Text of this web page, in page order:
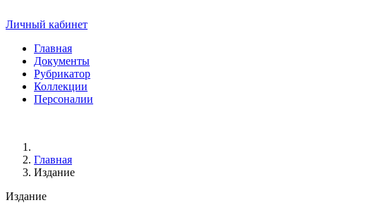
Личный кабинет
Главная
Документы
Рубрикатор
Коллекции
Персоналии
Главная
Издание
Издание